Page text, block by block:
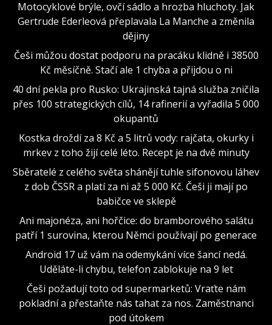
Motocyklové brýle, ovčí sádlo a hrozba hluchoty. Jak
Gertrude Ederleová přeplavala La Manche a změnila
dějiny
Češi můžou dostat podporu na pracáku klidně i 38500
Kč měsíčně. Stačí ale 1 chyba a přijdou o ni
40 dní pekla pro Rusko: Ukrajinská tajná služba zničila
přes 100 strategických cílů, 14 rafinerií a vyřadila 5 000
okupantů
Kostka droždí za 8 Kč a 5 litrů vody: rajčata, okurky i
mrkev z toho žijí celé léto. Recept je na dvě minuty
Sběratelé z celého světa shánějí tuhle sifonovou láhev
z dob ČSSR a platí za ni až 5 000 Kč. Češi ji mají po
babičce ve sklepě
Ani majonéza, ani hořčice: do bramborového salátu
patří 1 surovina, kterou Němci používají po generace
Android 17 už vám na odemykání více šancí nedá.
Uděláte-li chybu, telefon zablokuje na 9 let
Češi požadují toto od supermarketů: Vraťte nám
pokladní a přestaňte nás tahat za nos. Zaměstnanci
pod útokem